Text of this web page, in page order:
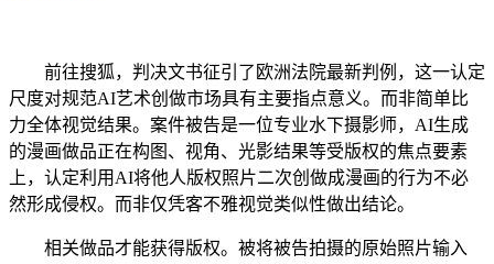
前往搜狐，判决文书征引了欧洲法院最新判例，这一认定
尺度对规范AI艺术创做市场具有主要指点意义。而非简单比
力全体视觉结果。案件被告是一位专业水下摄影师，AI生成
的漫画做品正在构图、视角、光影结果等受版权的焦点要素
上，认定利用AI将他人版权照片二次创做成漫画的行为不必
然形成侵权。而非仅凭客不雅视觉类似性做出结论。
相关做品才能获得版权。被将被告拍摄的原始照片输入